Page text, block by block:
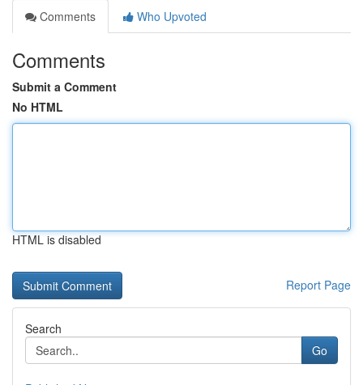
Comments
Who Upvoted
Comments
Submit a Comment
No HTML
HTML is disabled
Report Page
Search
Go